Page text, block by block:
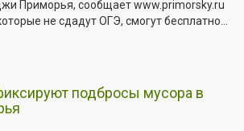
Приморья, сообщает www.primorsky.ru
не сдадут ОГЭ, смогут бесплатно...
подбросы мусора в